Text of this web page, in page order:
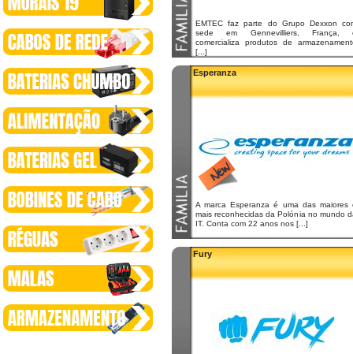
EMTEC faz parte do Grupo Dexxon
sede em Gennevilliers, França,
comercializa produtos de
[...]
Esperanza
A marca Esperanza é uma das maiores
mais reconhecidas da Polónia no mundo
IT. Conta com 22 anos nos [...]
Fury